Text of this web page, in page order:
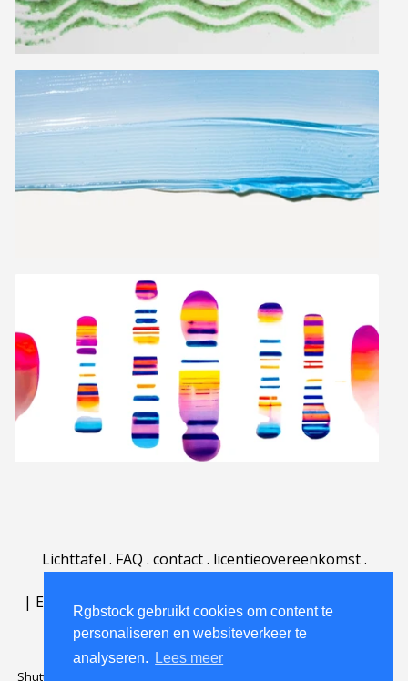
Rgbstock gebruikt cookies om content te
personaliseren en websiteverkeer te
analyseren.
Lees meer
Lichttafel . FAQ . contact. licentieovereenkomst.
| English | Deutsch Español | Português
Nederlands|
Shutterstock official partner of Rgbstock